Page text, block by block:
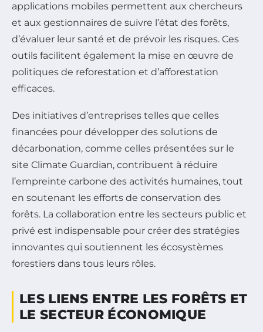
applications mobiles permettent aux chercheurs
et aux gestionnaires de suivre l’état des forêts,
d’évaluer leur santé et de prévoir les risques. Ces
outils facilitent également la mise en œuvre de
politiques de reforestation et d’afforestation
efficaces.
Des initiatives d’entreprises telles que celles
financées pour développer des solutions de
décarbonation, comme celles présentées sur le
site Climate Guardian, contribuent à réduire
l’empreinte carbone des activités humaines, tout
en soutenant les efforts de conservation des
forêts. La collaboration entre les secteurs public et
privé est indispensable pour créer des stratégies
innovantes qui soutiennent les écosystèmes
forestiers dans tous leurs rôles.
LES LIENS ENTRE LES FORÊTS ET
LE SECTEUR ÉCONOMIQUE